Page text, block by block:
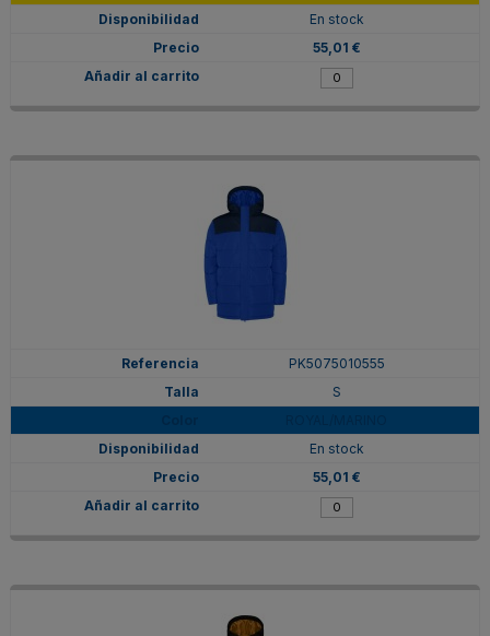
En stock
55,01 €
PK5075010555
S
En stock
55,01 €